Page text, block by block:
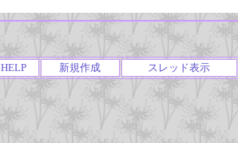
HELP 新規作成 スレッド表示